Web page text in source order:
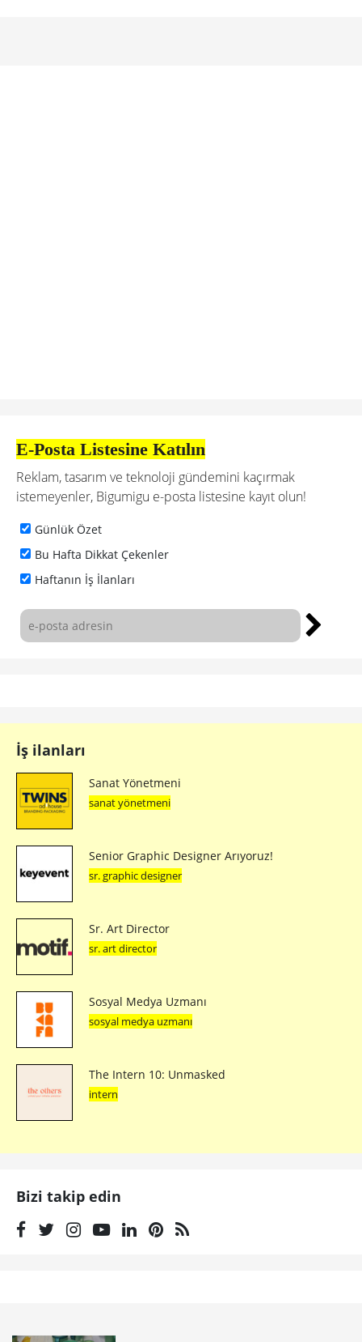
E-Posta Listesine Katılın
Reklam, tasarım ve teknoloji gündemini kaçırmak
istemeyenler, Bigumigu e-posta listesine kayıt olun!
Günlük Özet
Bu Hafta Dikkat Çekenler
Haftanın İş İlanları
İş ilanları
Sanat Yönetmeni
sanat yönetmeni
Senior Graphic Designer Arıyoruz!
sr. graphic designer
Sr. Art Director
sr. art director
Sosyal Medya Uzmanı
sosyal medya uzmanı
The Intern 10: Unmasked
intern
Bizi takip edin